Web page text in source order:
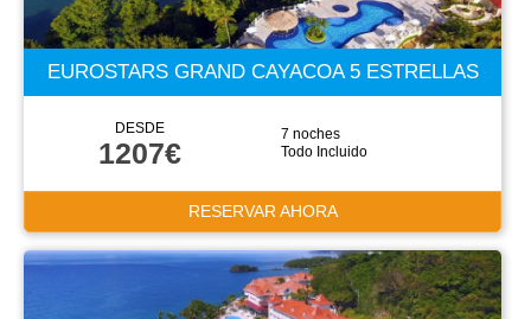
EUROSTARS GRAND CAYACOA 5 ESTRELLAS
DESDE
1207€
7 noches
Todo Incluido
RESERVAR AHORA